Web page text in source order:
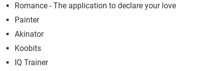
Romance - The application to declare your love
Painter
Akinator
Koobits
IQ Trainer